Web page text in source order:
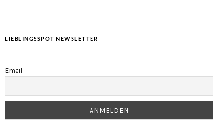
LIEBLINGSSPOT NEWSLETTER
Email